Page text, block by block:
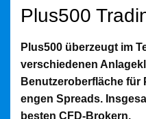
Plus500
Plus500 überzeugt im
verschiedenen
Benutzeroberfläche für
engen Spreads.
besten CFD-Brokern.